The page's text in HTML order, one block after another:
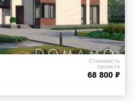
Стоимость
проекта
68 800 ₽